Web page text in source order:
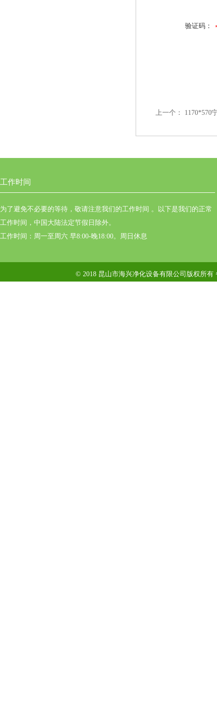
验证码：
上一个： 1170*570
工作时间
为了避免不必要的等待，敬请注意我们的工作时间 。以下是我们的正常
工作时间，中国大陆法定节假日除外。
工作时间：周一至周六 早8:00-晚18:00。周日休息
© 2018 昆山市海兴净化设备有限公司版权所有